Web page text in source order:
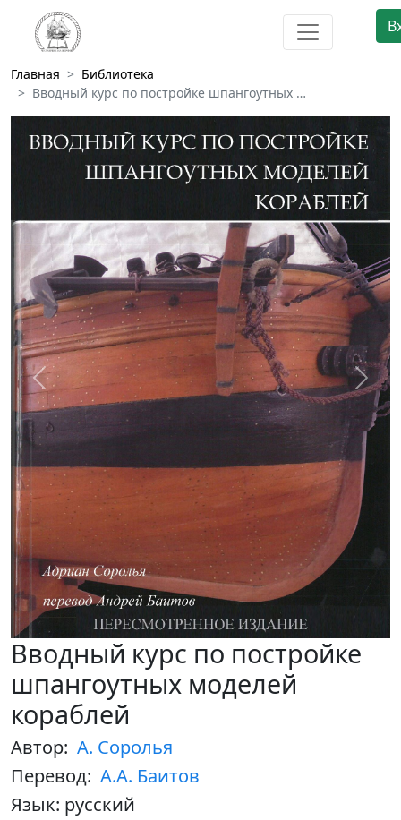
Главная
Библиотека
Вводный курс по постройке шпангоутных …
Предыдущий
Вводный курс по постройке
шпангоутных моделей
кораблей
Автор: А. Соролья
Перевод: А.А. Баитов
Язык: русский